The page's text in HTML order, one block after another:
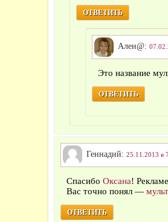
ОТВЕТИТЬ
Ален@:
Это название
ОТВЕТИТЬ
Геннадий: 25.11.2013 в
Спасибо Оксана!
Вас точно понял —
ОТВЕТИТЬ